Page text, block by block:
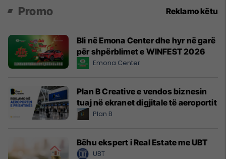
Promo Reklamo këtu
Bli në Emona Center dhe hyr në garë
për shpërblimet e WINFEST 2026
Emona Center
Plan B Creative e vendos biznesin
tuaj në ekranet digjitale të aeroportit
Plan B
Bëhu ekspert i Real Estate me UBT
UBT